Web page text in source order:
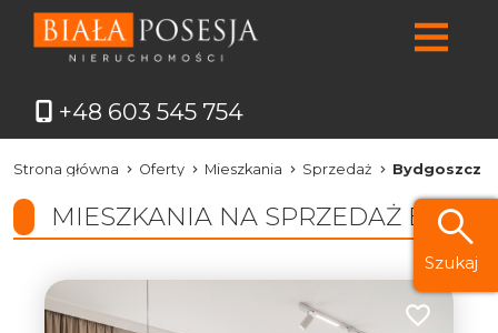
+48 603 545 754
Strona główna Oferty Mieszkania Sprzedaż Bydgoszcz
Szukaj
MIESZKANIA NA SPRZEDAŻ
Dodaj do